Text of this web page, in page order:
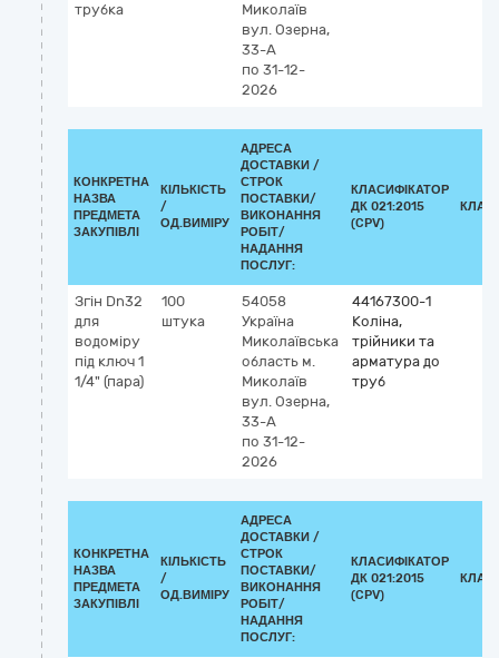
трубка
Миколаїв
вул. Озерна,
33-А
по 31-12-
2026
КОНКРЕТНА
НАЗВА
ПРЕДМЕТА
ЗАКУПІВЛІ
КІЛЬКІСТЬ
/
ОД.ВИМІРУ
АДРЕСА
ДОСТАВКИ /
СТРОК
ПОСТАВКИ/
ВИКОНАННЯ
РОБІТ/
НАДАННЯ
ПОСЛУГ:
КЛАСИФІКАТОР
ДК 021:2015
(CPV)
Згін Dn32
для
водоміру
під ключ 1
1/4" (пара)
100
штука
54058
Україна
Миколаївська
область м.
Миколаїв
вул. Озерна,
33-А
по 31-12-
2026
44167300-1
Коліна,
трійники та
арматура до
труб
КОНКРЕТНА
НАЗВА
ПРЕДМЕТА
ЗАКУПІВЛІ
КІЛЬКІСТЬ
/
ОД.ВИМІРУ
АДРЕСА
ДОСТАВКИ /
СТРОК
ПОСТАВКИ/
ВИКОНАННЯ
РОБІТ/
НАДАННЯ
ПОСЛУГ:
КЛАСИФІКАТОР
ДК 021:2015
(CPV)